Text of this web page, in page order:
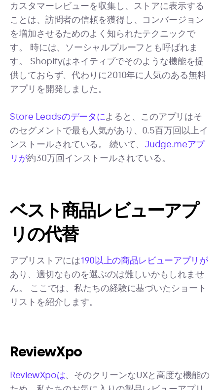
カスタマーレビューを収集し、ストアに表示する
ことは、訪問者の信頼を獲得し、コンバージョン
を増加させるためのよく知られたテクニックで
す。 時には、ソーシャルプルーフとも呼ばれま
す。 Shopifyはネイティブでそのような機能を提
供しておらず、代わりに2010年に人気のある無料
アプリを開発しました。
Store Leadsのデータによると、このアプリはそ
のセグメントで最も人気があり、0.5百万回以上イ
ンストールされている。 続いて、Judge.meアプ
リが約30万回インストールされている。
ベスト商品レビューアプ
リの代替
アプリストアには190以上の商品レビューアプリが
あり、適切なものを選ぶのは難しいかもしれませ
ん。 ここでは、私たちの経験に基づいたショート
リストを紹介します。
ReviewXpo
ReviewXpoは、そのクリーンなUXと高度な機能の